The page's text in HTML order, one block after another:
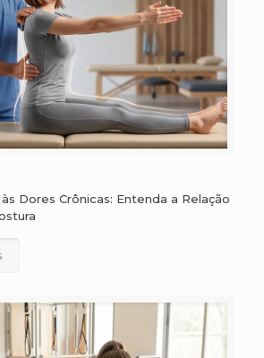
Dores Crônicas: Entenda a Relação